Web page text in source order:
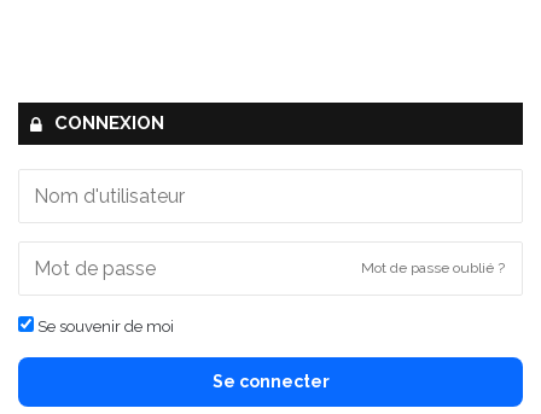
CONNEXION
Mot de passe oublié ?
Se souvenir de moi
Se connecter